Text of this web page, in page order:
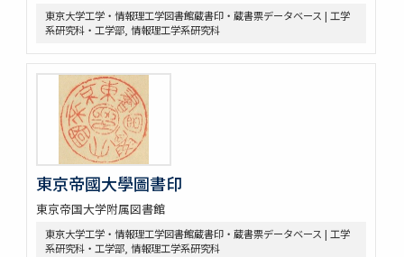
東京大学工学・情報理工学図書館蔵書印・蔵書票データベース | 工学
系研究科・工学部, 情報理工学系研究科
東京帝國大學圖書印
東京帝国大学附属図書館
東京大学工学・情報理工学図書館蔵書印・蔵書票データベース | 工学
系研究科・工学部, 情報理工学系研究科